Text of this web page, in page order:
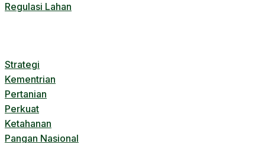
Regulasi Lahan
Strategi
Kementrian
Pertanian
Perkuat
Ketahanan
Pangan Nasional